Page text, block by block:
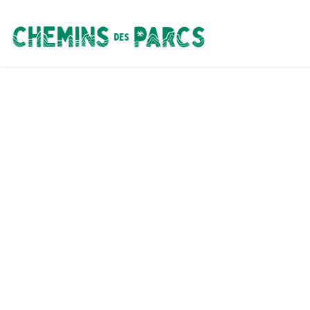
Chemins des Parcs